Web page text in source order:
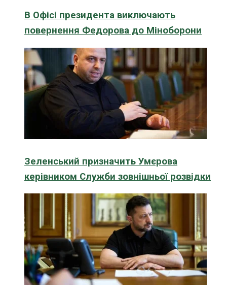
В Офісі президента виключають
повернення Федорова до Міноборони
Зеленський призначить Умєрова
керівником Служби зовнішньої розвідки